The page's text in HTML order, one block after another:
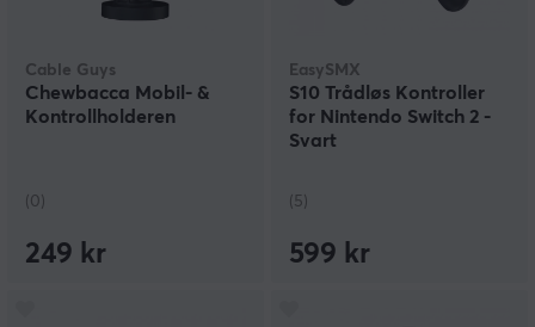
Cable Guys
Chewbacca Mobil- &
Kontrollholderen
(0)
249 kr
EasySMX
S10 Trådløs Kontroller
for Nintendo Switch 2 -
Svart
(5)
599 kr